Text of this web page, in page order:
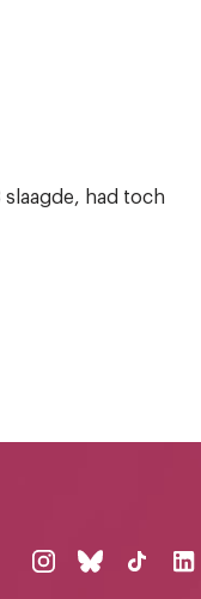
slaagde, had toch